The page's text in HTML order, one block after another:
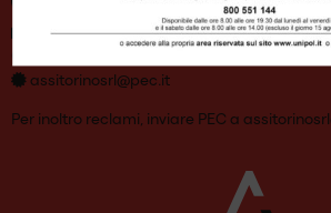
011 4478013
assitorinosrl@pec.it
Per inoltro reclami, inviare PEC a